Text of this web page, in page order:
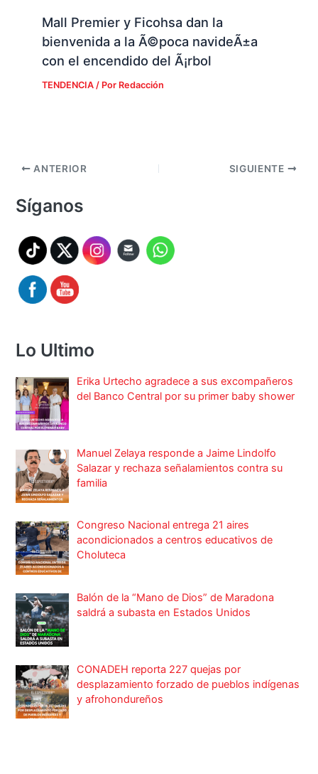
Mall Premier y Ficohsa dan la
bienvenida a la Ã©poca navideÃ±a
con el encendido del Ã¡rbol
TENDENCIA/ Por Redacción
ANTERIOR SIGUIENTE
Síganos
Lo Ultimo
Erika Urtecho agradece a sus excompañeros
del Banco Central por su primer baby shower
Manuel Zelaya responde a Jaime Lindolfo
Salazar y rechaza señalamientos contra su
familia
Congreso Nacional entrega 21 aires
acondicionados a centros educativos de
Choluteca
Balón de la “Mano de Dios” de Maradona
saldrá a subasta en Estados Unidos
CONADEH reporta 227 quejas por
desplazamiento forzado de pueblos indígenas
y afrohondureños